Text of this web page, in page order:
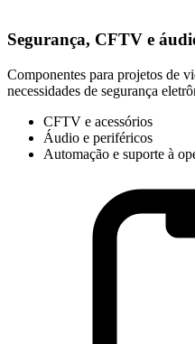
Segurança, CFTV e
Componentes para projetos de
necessidades de segurança
CFTV e acessórios
Áudio e periféricos
Automação e suporte à